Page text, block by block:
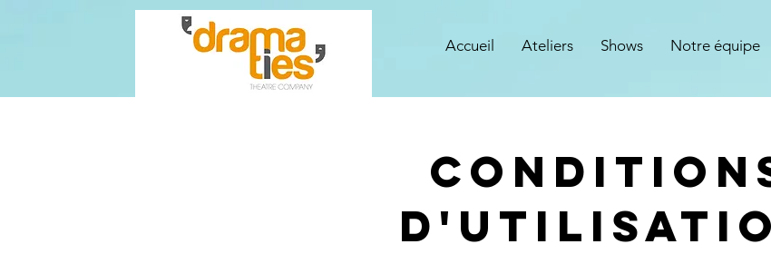
Accueil Ateliers Shows Notre équipe